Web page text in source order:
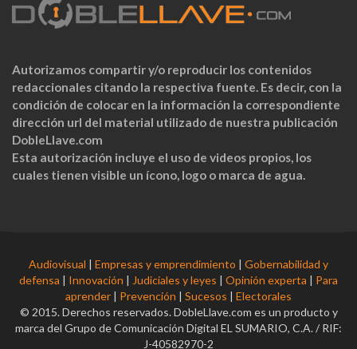
Autorizamos compartir y/o reproducir los contenidos
redaccionales citando la respectiva fuente. Es decir, con la
condición de colocar en la información la correspondiente
dirección url del material utilizado de nuestra publicación
DobleLlave.com
Esta autorización incluye el uso de videos propios, los
cuales tienen visible un ícono, logo o marca de agua.
Audiovisual | Empresas y emprendimiento | Gobernabilidad y
defensa | Innovación | Judiciales y leyes | Opinión experta | Para
aprender | Prevención | Sucesos | Electorales
© 2015. Derechos reservados. DobleLlave.com es un producto y
marca del Grupo de Comunicación Digital EL SUMARIO, C.A. / RIF:
J-40582970-2